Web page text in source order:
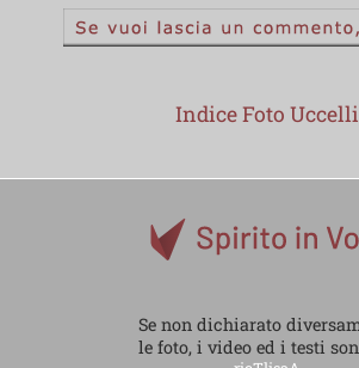
Indice Foto Uccelli
Se non dichiarato
le foto, i video ed i testi